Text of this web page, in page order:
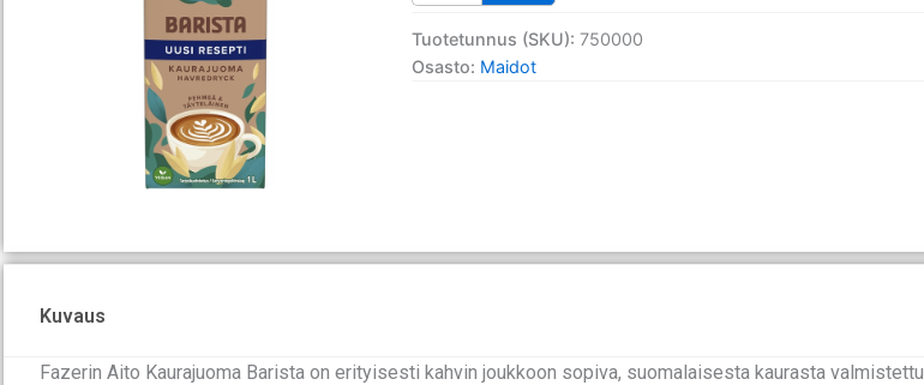
Barista
1L
määrä
Tuotetunnus (SKU):750000
Osasto: Maidot
Kuvaus
Fazerin Aito Kaurajuoma Barista on erityisesti kahvin joukkoon sopiva, suomalaisesta kaurasta valmistettu